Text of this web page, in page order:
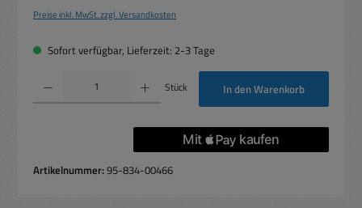
Preise inkl. MwSt. zzgl. Versandkosten
Sofort verfügbar, Lieferzeit: 2-3 Tage
Produkt Anzahl: Gib den gewünschten Wert ein oder benutze die Schaltflächen um
Stück In den Warenkorb
Artikelnummer:95-834-00466